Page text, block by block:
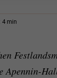
4 min
Apennin-